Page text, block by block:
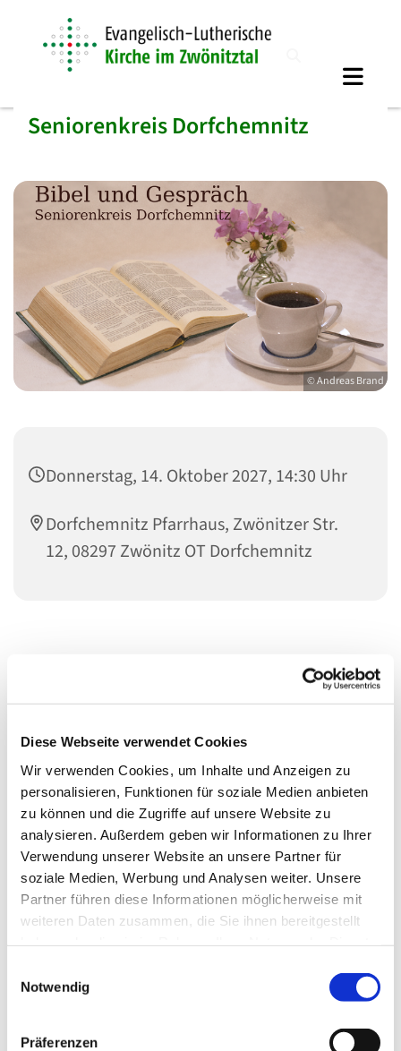
Diese Webseite verwendet Cookies
Wir verwenden Cookies, um Inhalte und Anzeigen zu
personalisieren, Funktionen für soziale Medien anbieten
zu können und die Zugriffe auf unsere Website zu
analysieren. Außerdem geben wir Informationen zu Ihrer
Verwendung unserer Website an unsere Partner für
soziale Medien, Werbung und Analysen weiter. Unsere
Partner führen diese Informationen möglicherweise mit
weiteren Daten zusammen, die Sie ihnen bereitgestellt
Notwendig
Präferenzen
Seniorenkreis Dorfchemnitz
© Andreas Brand
Donnerstag, 14. Oktober 2027, 14:30 Uhr
Dorfchemnitz Pfarrhaus, Zwönitzer Str.
12, 08297 Zwönitz OT Dorfchemnitz
Dies könnte Sie auch interessieren